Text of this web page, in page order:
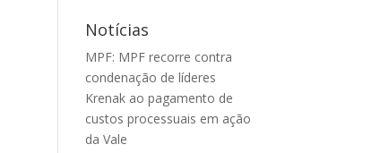
Notícias
MPF: MPF recorre contra
condenação de líderes
Krenak ao pagamento de
custos processuais em ação
da Vale